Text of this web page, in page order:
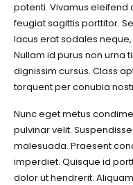
potenti. Vivamus eleifend
feugiat sagittis porttitor.
lacus erat sodales
Nullam id purus non urna
dignissim cursus. Class
torquent per conubia
Nunc eget metus
pulvinar velit.
malesuada. Praesent
imperdiet. Quisque id
dolor ut hendrerit.